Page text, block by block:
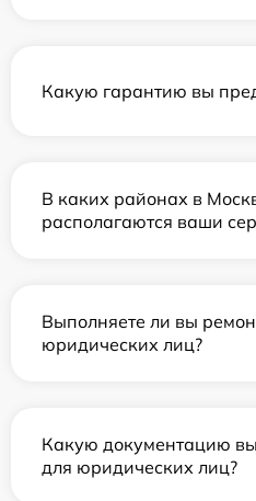
Какую гарантию вы
В каких районах в
располагаются ваши
Выполняете ли вы
юридических лиц?
Какую документацию вы
для юридических лиц?